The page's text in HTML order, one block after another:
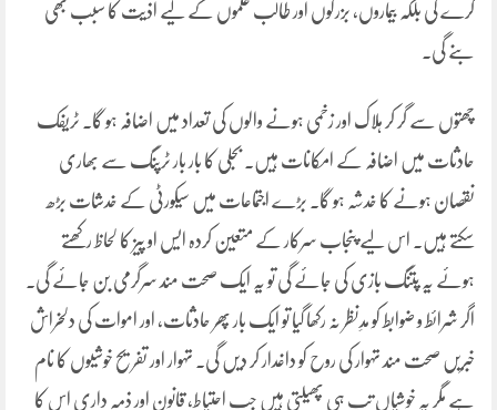
کرے گی بلکہ بیماروں، بزرگوں اور طالب علموں کے لیے اذیت کا سبب بھی
بنے گی۔
چھتوں سے گر کر ہلاک اور زخمی ہونے والوں کی تعداد میں اضافہ ہو گا۔ ٹریفک
حادثات میں اضافہ کے امکانات ہیں۔ بجلی کا بار بار ٹرپنگ سے بھاری
نقصان ہونے کا خدشہ ہو گا۔ بڑے اجتماعات میں سیکورٹی کے خدشات بڑھ
سکتے ہیں۔ اس لیے پنجاب سرکار کے متعین کردہ ایس او پیز کا لحاظ رکھتے
ہوئے یہ پتنگ بازی کی جائے گی تو یہ ایک صحت مند سرگرمی بن جائے گی۔
اگر شرائط و ضوابط کو مدِنظر نہ رکھا گیا تو ایک بار پھر حادثات، اور اموات کی دلخراش
خبریں صحت مند تہوار کی روح کو داغدار کر دیں گی۔ تہوار اور تفریح خوشیوں کا نام
ہے مگر یہ خوشیاں تب ہی پھیلتی ہیں جب احتیاط، قانون اور ذمہ داری اس کا